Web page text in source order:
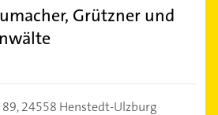
Grützner und
24558 Henstedt-Ulzburg